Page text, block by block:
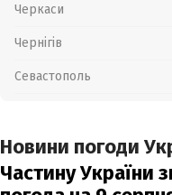
Черкаси
Чернігів
Севастополь
Новини погоди
Частину України